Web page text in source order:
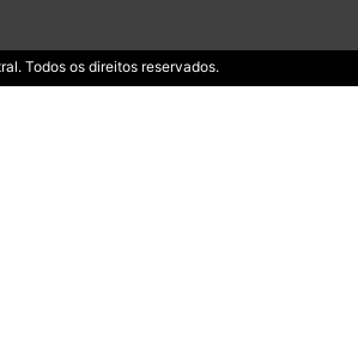
Todos os direitos reservados.